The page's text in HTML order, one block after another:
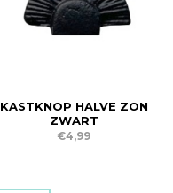
KASTKNOP HALVE ZON
ZWART
€4,99